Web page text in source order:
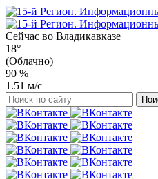
Сейчас во Владикавказе
18°
(Облачно)
90 %
1.51 м/с